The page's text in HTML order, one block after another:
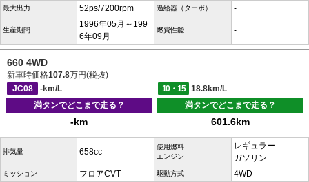
最大出力 52ps/7200rpm 過給器（ターボ） -
生産期間
1996年05月～199
6年09月
燃費性能 -
660 4WD
新車時価格107.8万円(税抜)
JC08
-km/L 10・15
18.8km/L
満タンでどこまで走る？
-km
満タンでどこまで走る？
601.6km
排気量 658cc
使用燃料
エンジン
レギュラー
ガソリン
ミッション フロアCVT 駆動方式 4WD